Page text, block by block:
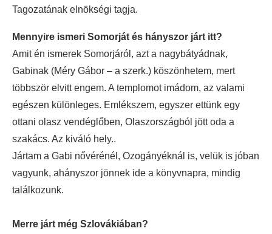
Tagozatának elnökségi tagja.
Mennyire ismeri Somorját és hányszor járt itt?
Amit én ismerek Somorjáról, azt a nagybátyádnak,
Gabinak (Méry Gábor – a szerk.) köszönhetem, mert
többször elvitt engem. A templomot imádom, az valami
egészen különleges. Emlékszem, egyszer ettünk egy
ottani olasz vendéglőben, Olaszországból jött oda a
szakács. Az kiváló hely..
Jártam a Gabi nővérénél, Ozogányéknál is, velük is jóban
vagyunk, ahányszor jönnek ide a könyvnapra, mindig
találkozunk.
Merre járt még Szlovákiában?